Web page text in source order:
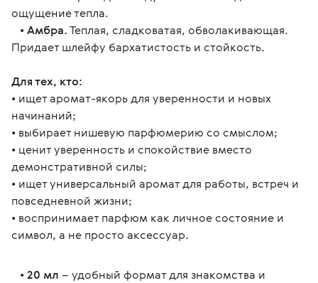
ощущение тепла.
•Амбра.Теплая, сладковатая, обволакивающая.
Придает шлейфу бархатистость и стойкость.
Для тех, кто:
• ищет аромат-якорь для уверенности и новых
начинаний;
• выбирает нишевую парфюмерию со смыслом;
• ценит уверенность и спокойствие вместо
демонстративной силы;
• ищет универсальный аромат для работы, встреч и
повседневной жизни;
• воспринимает парфюм как личное состояние и
символ, а не просто аксессуар.
• 20 мл – удобный формат для знакомства и